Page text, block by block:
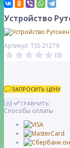
Устройство
Артикул: TSS-21279
(0)
ЗАПРОСИТЬ ЦЕНУ
СРАВНИТЬ
Способы оплаты